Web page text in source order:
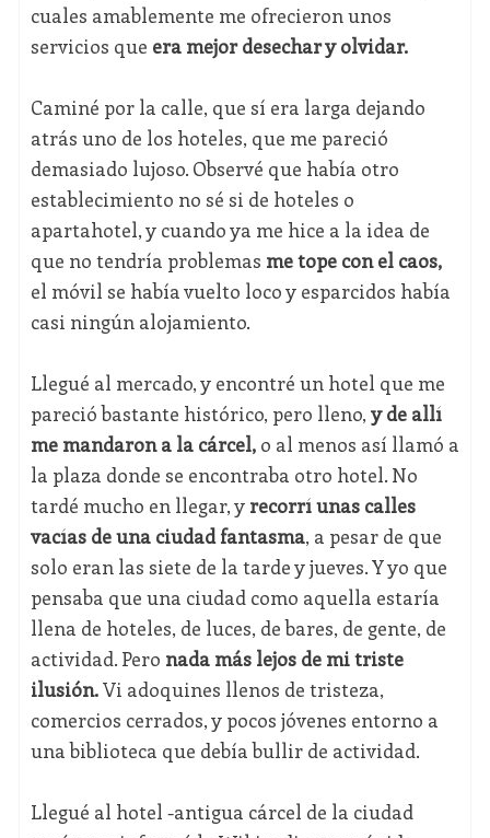
cuales amablemente me ofrecieron unos
servicios que era mejor desechar y olvidar.
Caminé por la calle, que sí era larga dejando
atrás uno de los hoteles, que me pareció
demasiado lujoso. Observé que había otro
establecimiento no sé si de hoteles o
apartahotel, y cuando ya me hice a la idea de
que no tendría problemas me tope con el caos,
el móvil se había vuelto loco y esparcidos había
casi ningún alojamiento.
Llegué al mercado, y encontré un hotel que me
pareció bastante histórico, pero lleno, y de allí
me mandaron a la cárcel,o al menos así llamó a
la plaza donde se encontraba otro hotel. No
tardé mucho en llegar, y recorrí unas calles
vacías de una ciudad fantasma, a pesar de que
solo eran las siete de la tarde y jueves. Y yo que
pensaba que una ciudad como aquella estaría
llena de hoteles, de luces, de bares, de gente, de
actividad. Pero nada más lejos de mi triste
ilusión.Vi adoquines llenos de tristeza,
comercios cerrados, y pocos jóvenes entorno a
una biblioteca que debía bullir de actividad.
Llegué al hotel -antigua cárcel de la ciudad